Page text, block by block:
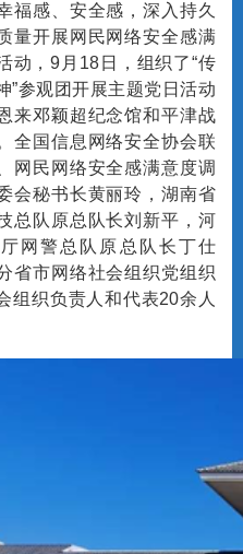
福感、安全感，深入持久
量开展网民网络安全感满
动，9月18日，组织了“传
”参观团开展主题党日活动
来邓颖超纪念馆和平津战
全国信息网络安全协会联
网民网络安全感满意度调
会秘书长黄丽玲，湖南省
总队原总队长刘新平，河
网警总队原总队长丁仕
省市网络社会组织党组织
组织负责人和代表20余人